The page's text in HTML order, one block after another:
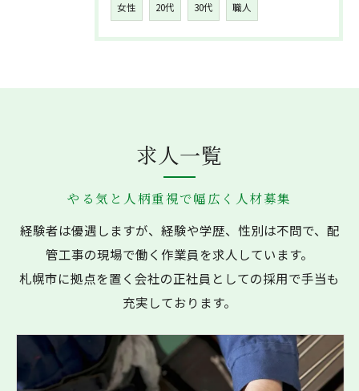
女性 20代 30代 職人
やる気と人柄重視で幅広く人材募集
求人一覧
経験者は優遇しますが、経験や学歴、性別は不問で、配
管工事の現場で働く作業員を求人しています。
札幌市に拠点を置く会社の正社員としての採用で手当も
充実しております。